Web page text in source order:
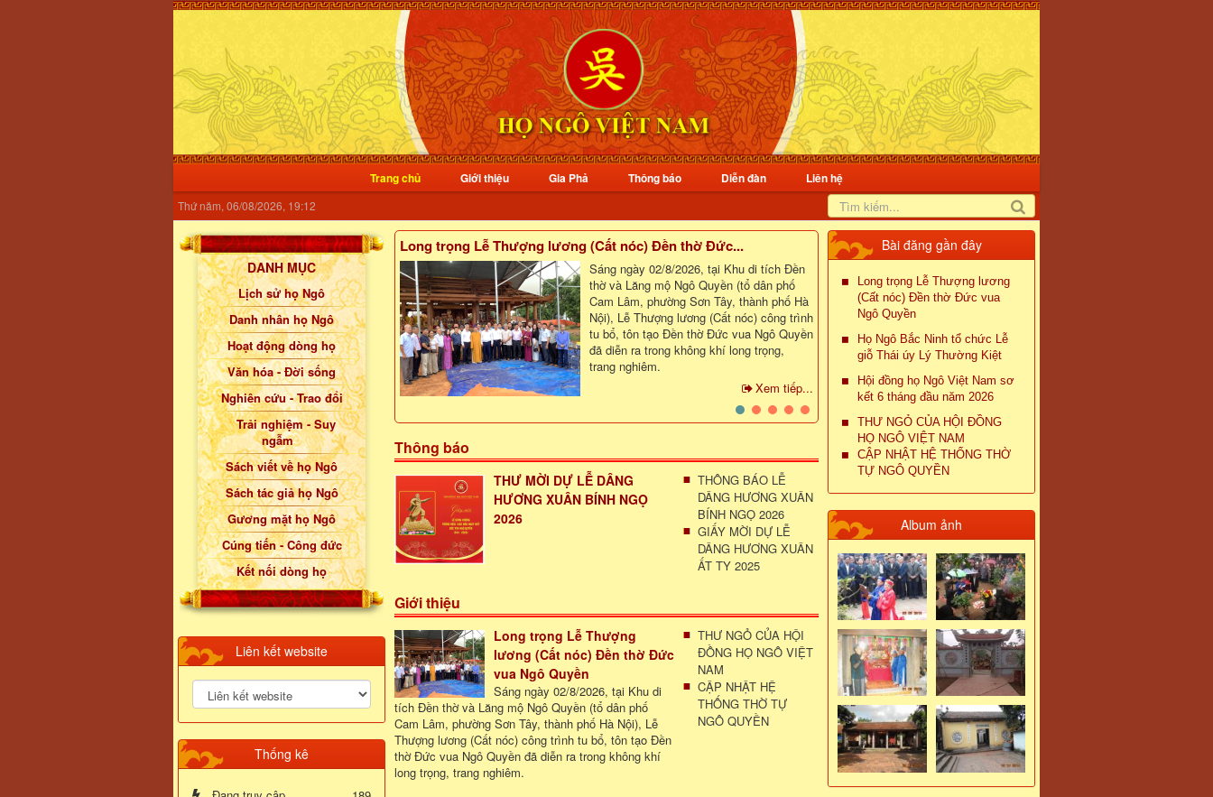
Trang chủ Giới thiệu Gia Phả Thông báo Diễn đàn Liên hệ
Thứ năm, 06/08/2026, 19:12
NHẬT HỆ THỐNG THỜ TỰ NGÔ QUYỀN
HNVN xin giới thiệu tổng hợp hệ thống thờ
tự Đức Vương Ngô Quyền theo địa chỉ
hành chính chính quyền 3 cấp sau
1/7/2025. Bà con và bạn đọc có thể bấm
vào tên di tích in chữ màu đỏ để xem hình
ảnh và vị trí trên bản đồ.
Xem tiếp...
Long trọng Lễ Thượng lương (Cất nóc) Đền thờ Đức...
Sáng ngày 02/8/2026, tại Khu di tích Đền
thờ và Lăng mộ Ngô Quyền (tổ dân phố
Cam Lâm, phường Sơn Tây, thành phố Hà
Nội), Lễ Thượng lương (Cất nóc) công trình
tu bổ, tôn tạo Đền thờ Đức vua Ngô Quyền
đã diễn ra trong không khí long trọng,
trang nghiêm.
Xem tiếp...
Họ Ngô Bắc Ninh tổ chức Lễ giỗ Thái úy Lý Thường...
Thông báo
THƯ MỜI DỰ LỄ DÂNG
HƯƠNG XUÂN BÍNH NGỌ
2026
THÔNG BÁO LỄ
DÂNG HƯƠNG XUÂN
BÍNH NGỌ 2026
GIẤY MỜI DỰ LỄ
DÂNG HƯƠNG XUÂN
ẤT TY 2025
Giới thiệu
Long trọng Lễ Thượng
lương (Cất nóc) Đền thờ Đức
vua Ngô Quyền
Sáng ngày 02/8/2026, tại Khu di
tích Đền thờ và Lăng mộ Ngô Quyền (tổ dân phố
Cam Lâm, phường Sơn Tây, thành phố Hà Nội), Lễ
Thượng lương (Cất nóc) công trình tu bổ, tôn tạo Đền
thờ Đức vua Ngô Quyền đã diễn ra trong không khí
long trọng, trang nghiêm.
THƯ NGỎ CỦA HỘI
ĐỒNG HỌ NGÔ VIỆT
NAM
CẬP NHẬT HỆ
THỐNG THỜ TỰ
NGÔ QUYỀN
Bài đăng gần đây
Long trọng Lễ Thượng lương
(Cất nóc) Đền thờ Đức vua
Ngô Quyền
Họ Ngô Bắc Ninh tổ chức Lễ
giỗ Thái úy Lý Thường Kiệt
Hội đồng họ Ngô Việt Nam sơ
kết 6 tháng đầu năm 2026
THƯ NGỎ CỦA HỘI ĐỒNG
HỌ NGÔ VIỆT NAM
CẬP NHẬT HỆ THỐNG THỜ
TỰ NGÔ QUYỀN
Album ảnh
DANH MỤC
Lịch sử họ Ngô
Danh nhân họ Ngô
Hoạt động dòng họ
Văn hóa - Đời sống
Nghiên cứu - Trao đổi
Trải nghiệm - Suy
ngẫm
Sách viết về họ Ngô
Sách tác giả họ Ngô
Gương mặt họ Ngô
Cúng tiến - Công đức
Kết nối dòng họ
Liên kết website
Thống kê